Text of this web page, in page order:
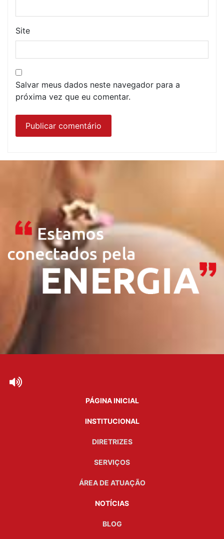
Site
Salvar meus dados neste navegador para a
próxima vez que eu comentar.
PÁGINA INICIAL
INSTITUCIONAL
DIRETRIZES
SERVIÇOS
ÁREA DE ATUAÇÃO
NOTÍCIAS
BLOG